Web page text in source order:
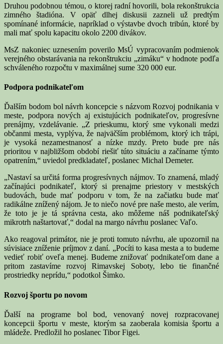
Druhou podobnou témou, o ktorej radní hovorili, bola rekonštrukcia
zimného štadióna. V opäť dlhej diskusii zazneli už predtým
spomínané informácie, napríklad o výstavbe dvoch tribún, ktoré by
mali mať spolu kapacitu okolo 2200 divákov.
MsZ nakoniec uznesením poverilo MsÚ vypracovaním podmienok
verejného obstarávania na rekonštrukciu „zimáku“ v hodnote podľa
schváleného rozpočtu v maximálnej sume 320 000 eur.
Podpora podnikateľom
Ďalším bodom bol návrh koncepcie s názvom Rozvoj podnikania v
meste, podpora nových aj existujúcich podnikateľov, progresívne
prenájmy, vzdelávanie. „Z prieskumu, ktorý sme vykonali medzi
občanmi mesta, vyplýva, že najväčším problémom, ktorý ich trápi,
je vysoká nezamestnanosť a nízke mzdy. Preto bude pre nás
prioritou v najbližšom období riešiť túto situáciu a začíname týmto
opatrením,“ uviedol predkladateľ, poslanec Michal Demeter.
„Nastaví sa určitá forma progresívnych nájmov. To znamená, mladý
začínajúci podnikateľ, ktorý si prenajme priestory v mestských
budovách, bude mať podporu v tom, že na začiatku bude mať
radikálne znížený nájom. Je to niečo nové pre naše mesto, ale verím,
že toto je je tá správna cesta, ako môžeme náš podnikateľský
mikrotrh naštartovať,“ dodal na margo návrhu poslanec Vaľo.
Ako reagoval primátor, nie je proti tomuto návrhu, ale upozornil na
súvisiace zníženie príjmov z daní. „Pocíti to kasa mesta a to budeme
vedieť robiť oveľa menej. Budeme znižovať podnikateľom dane a
pritom zastavíme rozvoj Rimavskej Soboty, lebo tie finančné
prostriedky neprídu,“ podotkol Šimko.
Rozvoj športu po novom
Ďalší na programe bol bod, venovaný novej rozpracovanej
koncepcii športu v meste, ktorým sa zaoberala komisia športu a
mládeže. Predložil ho poslanec Tibor Figei.